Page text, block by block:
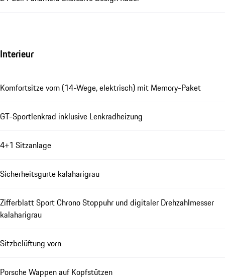
Interieur
Komfortsitze vorn (14-Wege, elektrisch) mit Memory-Paket
GT-Sportlenkrad inklusive Lenkradheizung
4+1 Sitzanlage
Sicherheitsgurte kalaharigrau
Zifferblatt Sport Chrono Stoppuhr und digitaler Drehzahlmesser
kalaharigrau
Sitzbelüftung vorn
Porsche Wappen auf Kopfstützen